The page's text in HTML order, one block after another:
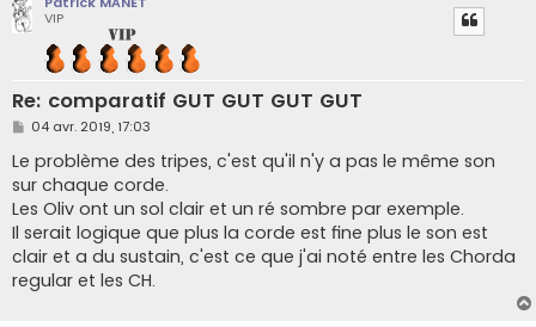
VIP
Re: comparatif GUT GUT GUT GUT
M
s
s
a
g
e
04 avr. 2019, 17:03
Le problème des tripes, c'est qu'il n'y a pas le même son
sur chaque corde.
Les Oliv ont un sol clair et un ré sombre par exemple.
Il serait logique que plus la corde est fine plus le son est
clair et a du sustain, c'est ce que j'ai noté entre les Chorda
regular et les CH.